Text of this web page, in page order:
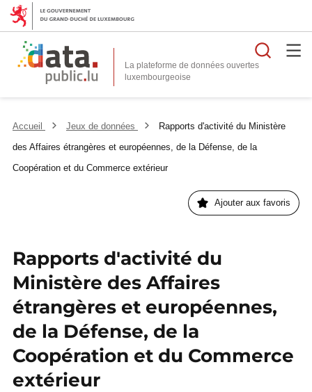
La plateforme de données ouvertes
Accueil Jeux de données
Rapports d'activité du Ministère
des Affaires étrangères et européennes, de la Défense, de la
Coopération et du Commerce extérieur
Ajouter aux favoris
Rapports d'activité du
Ministère des Affaires
étrangères et européennes,
de la Défense, de la
Coopération et du Commerce
extérieur